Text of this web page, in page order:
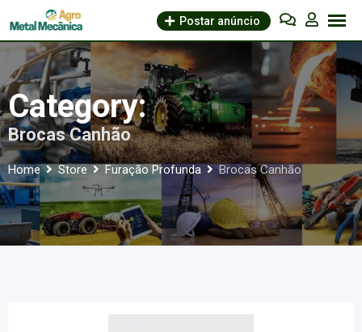
to
content
Postar anúncio
Category:
Brocas Canhão
Home Store Furação Profunda Brocas Canhão